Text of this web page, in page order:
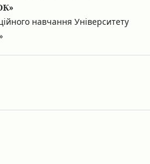
навчання Університету